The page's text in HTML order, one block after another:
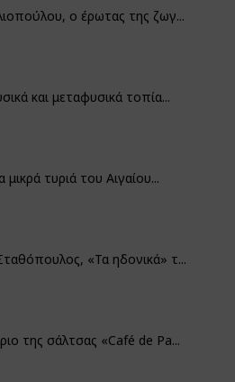
ο έρωτας της ζωγ...
και μεταφυσικά τοπία...
μικρά τυριά του Αιγαίου...
«Τα ηδονικά» τ...
της σάλτσας «Café de Pa...